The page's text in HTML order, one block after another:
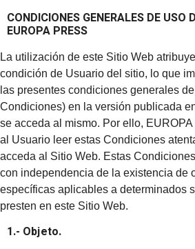
CONDICIONES GENERALES DE USO
EUROPA PRESS
La utilización de este Sitio Web
condición de Usuario del sitio, lo que
las presentes condiciones generales
Condiciones) en la versión publicada
se acceda al mismo. Por ello,
al Usuario leer estas Condiciones
acceda al Sitio Web. Estas
con independencia de la existencia de
específicas aplicables a determinados
presten en este Sitio Web.
1.- Objeto.